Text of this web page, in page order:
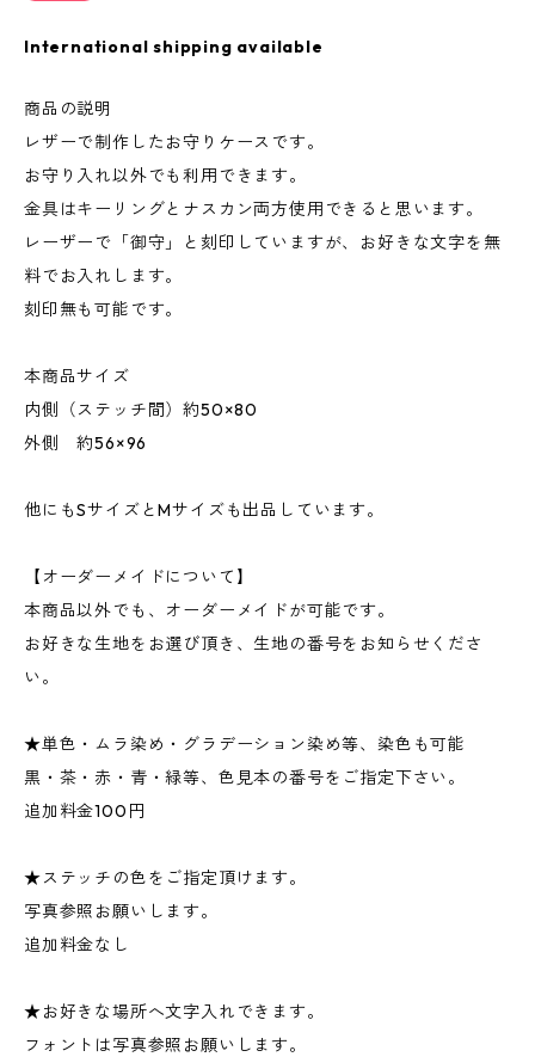
International shipping available
商品の説明
レザーで制作したお守りケースです。
お守り入れ以外でも利用できます。
金具はキーリングとナスカン両方使用できると思います。
レーザーで「御守」と刻印していますが、お好きな文字を無
料でお入れします。
刻印無も可能です。
本商品サイズ
内側（ステッチ間）約50×80
外側 約56×96
他にもSサイズとMサイズも出品しています。
【オーダーメイドについて】
本商品以外でも、オーダーメイドが可能です。
お好きな生地をお選び頂き、生地の番号をお知らせくださ
い。
★単色・ムラ染め・グラデーション染め等、染色も可能
黒・茶・赤・青・緑等、色見本の番号をご指定下さい。
追加料金100円
★ステッチの色をご指定頂けます。
写真参照お願いします。
追加料金なし
★お好きな場所へ文字入れできます。
フォントは写真参照お願いします。